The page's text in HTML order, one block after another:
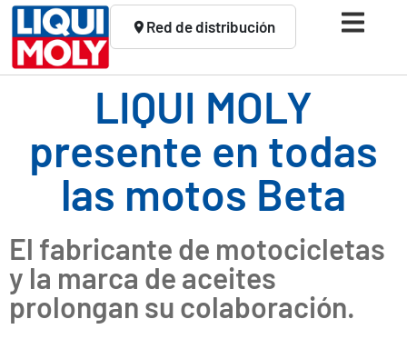
Red de distribución
LIQUI MOLY
presente en todas
las motos Beta
El fabricante de motocicletas
y la marca de aceites
prolongan su colaboración.